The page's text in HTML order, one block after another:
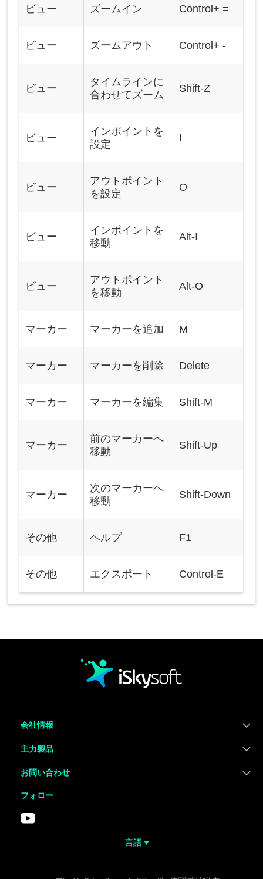
ビュー ズームイン Control+ =
ビュー ズームアウト Control+ -
ビュー
タイムラインに
合わせてズーム
Shift-Z
ビュー
インポイントを
設定
I
ビュー
アウトポイント
を設定
O
ビュー
インポイントを
移動
Alt-I
ビュー
アウトポイント
を移動
Alt-O
マーカー マーカーを追加 M
マーカー マーカーを削除 Delete
マーカー マーカーを編集 Shift-M
マーカー
前のマーカーへ
移動
Shift-Up
マーカー
次のマーカーへ
移動
Shift-Down
その他 ヘルプ F1
その他 エクスポート Control-E
会社情報
主力製品
お問い合わせ
フォロー
言語